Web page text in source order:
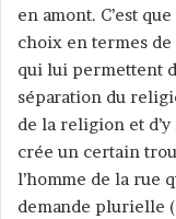
en amont. C’est
choix en termes
qui lui permettent
séparation du
de la religion et
crée un certain
l’homme de la rue
demande plurielle